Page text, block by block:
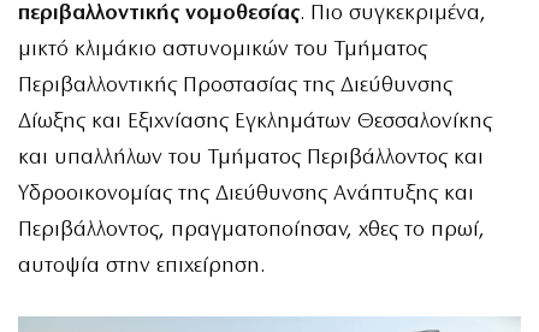
περιβαλλοντικής νομοθεσίας. Πιο συγκεκριμένα,
μικτό κλιμάκιο αστυνομικών του Τμήματος
Περιβαλλοντικής Προστασίας της Διεύθυνσης
Δίωξης και Εξιχνίασης Εγκλημάτων Θεσσαλονίκης
και υπαλλήλων του Τμήματος Περιβάλλοντος και
Υδροοικονομίας της Διεύθυνσης Ανάπτυξης και
Περιβάλλοντος, πραγματοποίησαν, χθες το πρωί,
αυτοψία στην επιχείρηση.